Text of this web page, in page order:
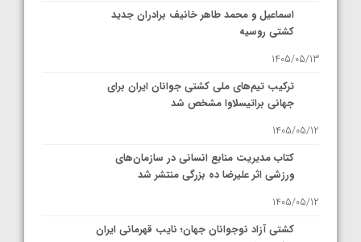
اسماعیل و محمد طاهر خانیف برادران جدید
کشتی روسیه
1405/05/13
ترکیب تیم‌های ملی کشتی جوانان ایران برای
جهانی براتیسلاوا مشخص شد
1405/05/12
کتاب مدیریت منابع انسانی در سازمان‌های
ورزشی اثر علیرضا ده بزرگی منتشر شد
1405/05/12
کشتی آزاد نوجوانان جهان؛ نایب قهرمانی ایران